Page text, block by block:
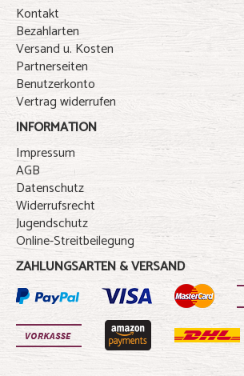
Kontakt
Bezahlarten
Versand u. Kosten
Partnerseiten
Benutzerkonto
Vertrag widerrufen
INFORMATION
Impressum
AGB
Datenschutz
Widerrufsrecht
Jugendschutz
Online-Streitbeilegung
ZAHLUNGSARTEN & VERSAND